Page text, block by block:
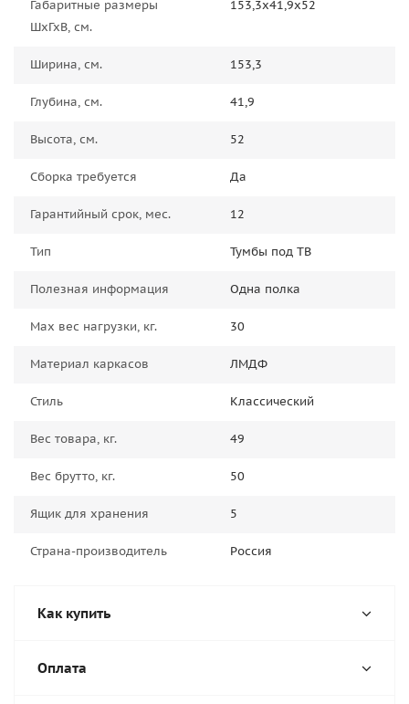
Габаритные размеры
ШхГхВ, см.
153,3х41,9х52
Ширина, см. 153,3
Глубина, см. 41,9
Высота, см. 52
Сборка требуется Да
Гарантийный срок, мес. 12
Тип Тумбы под ТВ
Полезная информация Одна полка
Max вес нагрузки, кг. 30
Материал каркасов ЛМДФ
Стиль Классический
Вес товара, кг. 49
Вес брутто, кг. 50
Ящик для хранения 5
Страна-производитель Россия
Как купить
Оплата